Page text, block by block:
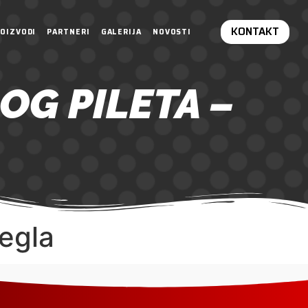
PARTNERI GALERIJA NOVOSTI KONTAKT
PILETA –